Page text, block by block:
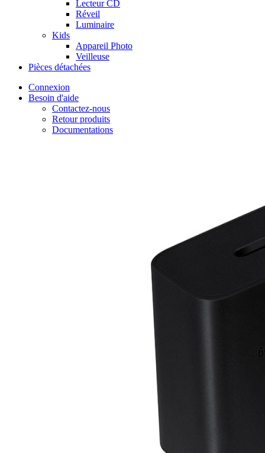
Lecteur CD
Réveil
Luminaire
Kids
Appareil Photo
Veilleuse
Pièces détachées
Connexion
Besoin d'aide
Contactez-nous
Retour produits
Documentations